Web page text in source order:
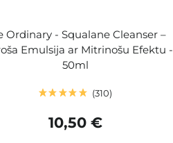
Ordinary - Squalane Cleanser –
Emulsija ar Mitrinošu Efektu -
50ml
310
10,50 €